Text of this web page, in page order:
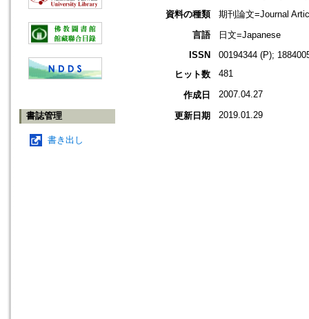
書誌管理
書き出し
資料の種類
期刊論文=Journal
言語
日文=Japanese
ISSN
00194344 (P);
ヒット数
481
作成日 2007.04.27
更新日期 2019.01.29